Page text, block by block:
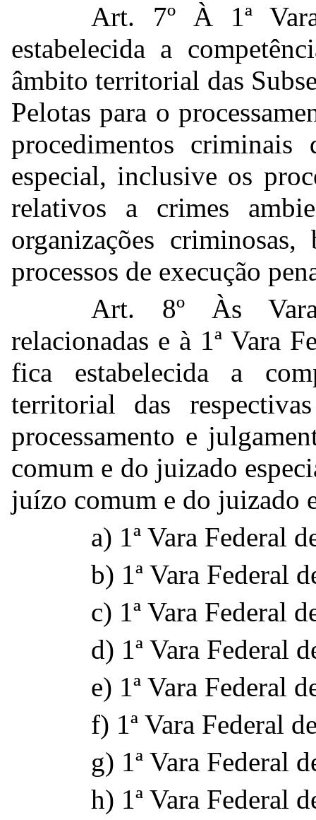
Art. 7º À 1ª
estabelecida a
âmbito territorial das
Pelotas para o
procedimentos
especial, inclusive os
relativos a crimes
organizações
processos de execução
Art. 8º Às
relacionadas e à 1ª Vara
fica estabelecida a
territorial das
processamento e
comum e do juizado
juízo comum e do juizado
a) 1ª Vara Federal
b) 1ª Vara Federal
c) 1ª Vara Federal
d) 1ª Vara Federal
e) 1ª Vara Federal
f) 1ª Vara Federal
g) 1ª Vara Federal
h) 1ª Vara Federal